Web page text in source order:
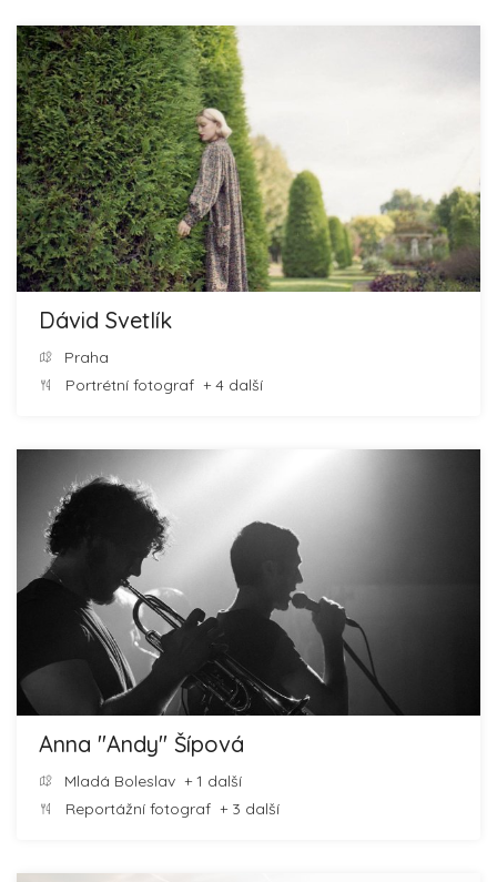
Dávid Svetlík
Praha
Portrétní fotograf + 4 další
Anna ''Andy'' Šípová
Mladá Boleslav + 1 další
Reportážní fotograf + 3 další